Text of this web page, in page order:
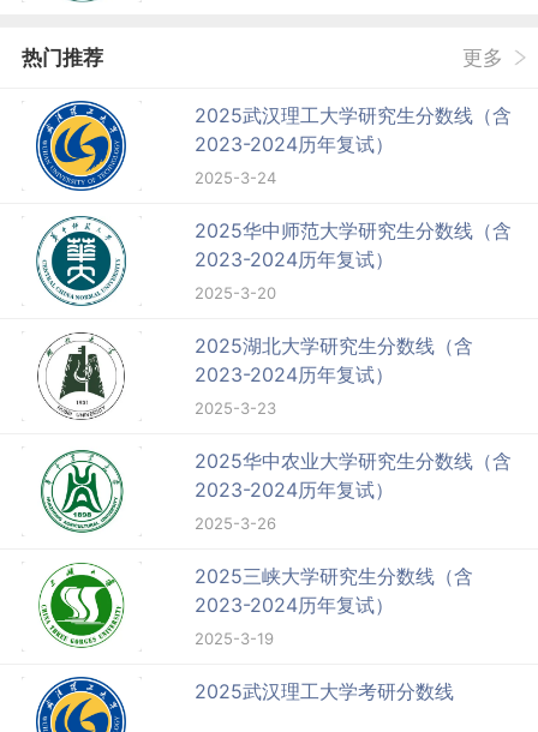
热门推荐 更多
2025武汉理工大学研究生分数线（含
2023-2024历年复试）
2025-3-24
2025华中师范大学研究生分数线（含
2023-2024历年复试）
2025-3-20
2025湖北大学研究生分数线（含
2023-2024历年复试）
2025-3-23
2025华中农业大学研究生分数线（含
2023-2024历年复试）
2025-3-26
2025三峡大学研究生分数线（含
2023-2024历年复试）
2025-3-19
2025武汉理工大学考研分数线